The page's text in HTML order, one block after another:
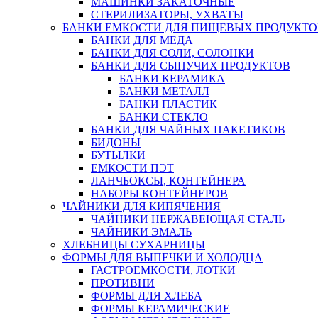
СТЕРИЛИЗАТОРЫ, УХВАТЫ
БАНКИ ЕМКОСТИ ДЛЯ ПИЩЕВЫХ
БАНКИ ДЛЯ МЕДА
БАНКИ ДЛЯ СОЛИ, СОЛОНКИ
БАНКИ ДЛЯ СЫПУЧИХ ПРОДУКТОВ
БАНКИ КЕРАМИКА
БАНКИ МЕТАЛЛ
БАНКИ ПЛАСТИК
БАНКИ СТЕКЛО
БАНКИ ДЛЯ ЧАЙНЫХ ПАКЕТИКОВ
БИДОНЫ
БУТЫЛКИ
ЕМКОСТИ ПЭТ
ЛАНЧБОКСЫ, КОНТЕЙНЕРА
НАБОРЫ КОНТЕЙНЕРОВ
ЧАЙНИКИ ДЛЯ КИПЯЧЕНИЯ
ЧАЙНИКИ НЕРЖАВЕЮЩАЯ СТАЛЬ
ЧАЙНИКИ ЭМАЛЬ
ХЛЕБНИЦЫ СУХАРНИЦЫ
ФОРМЫ ДЛЯ ВЫПЕЧКИ И ХОЛОДЦА
ГАСТРОЕМКОСТИ, ЛОТКИ
ПРОТИВНИ
ФОРМЫ ДЛЯ ХЛЕБА
ФОРМЫ КЕРАМИЧЕСКИЕ